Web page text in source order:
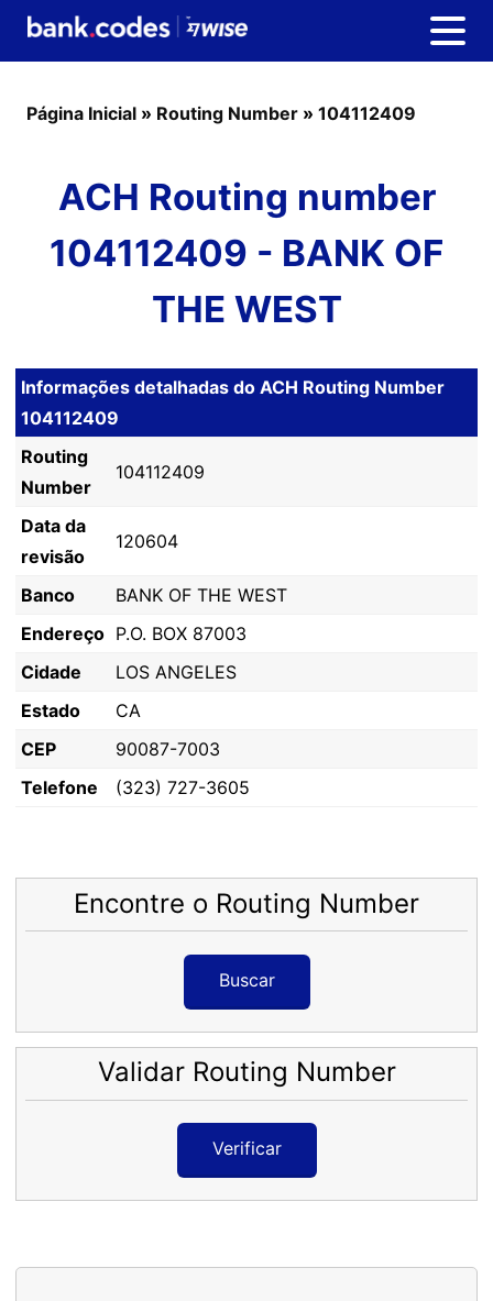
Página Inicial » Routing Number » 104112409
ACH Routing number
104112409 - BANK OF
THE WEST
Informações detalhadas do ACH Routing Number
104112409
Routing
Number
104112409
Data da
revisão
120604
Banco
BANK OF THE WEST
Endereço P.O. BOX 87003
Cidade
LOS ANGELES
Estado
CA
CEP
90087-7003
Telefone
(323) 727-3605
Encontre o Routing Number
Buscar
Validar Routing Number
Verificar